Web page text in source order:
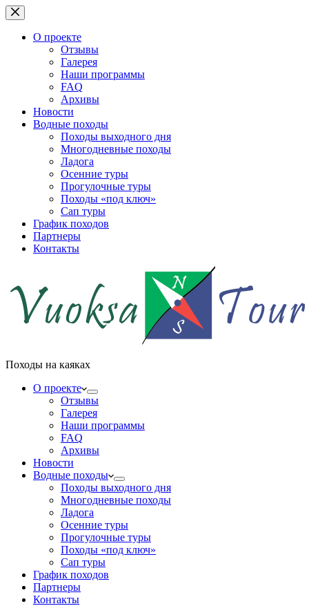
Перейти
к
сути
О проекте
Отзывы
Галерея
Наши программы
FAQ
Архивы
Новости
Водные походы
Походы выходного дня
Многодневные походы
Ладога
Осенние туры
Прогулочные туры
Походы «под ключ»
Сап туры
График походов
Партнеры
Контакты
Походы на каяках
О проекте
Отзывы
Галерея
Наши программы
FAQ
Архивы
Новости
Водные походы
Походы выходного дня
Многодневные походы
Ладога
Осенние туры
Прогулочные туры
Походы «под ключ»
Сап туры
График походов
Партнеры
Контакты